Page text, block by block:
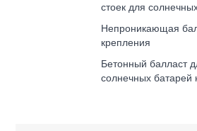
стоек для
Непроникающая
крепления
Бетонный балласт
солнечных батарей